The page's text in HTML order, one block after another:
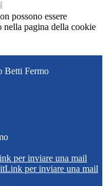
possono essere
nella pagina della cookie
Betti Fermo
per inviare una mail
Link per inviare una mail